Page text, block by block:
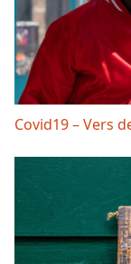
Covid19 – Vers